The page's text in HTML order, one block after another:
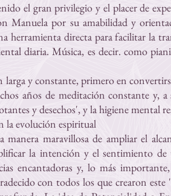
el gran privilegio y el placer de
Manuela por su amabilidad y
herramienta directa para facilitar la
diaria. Música, es decir. como
larga y constante, primero en
años de meditación constante y,
y desechos', y la higiene mental
la evolución espiritual
maravillosa de ampliar el
la intención y el sentimiento
encantadoras y, lo más
con todos los que crearon